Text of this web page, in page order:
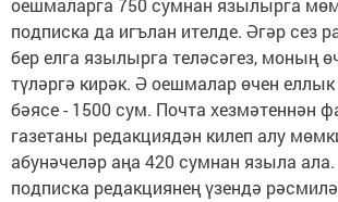
оешмаларга 750 сумнан язылырга
подписка да игълан ителде. Әгәр сез
бер елга язылырга теләсәгез, моның
түләргә кирәк. Ә оешмалар өчен
бәясе - 1500 сум. Почта хезмәтеннән
газетаны редакциядән килеп алу
абунәчеләр аңа 420 сумнан языла ала.
подписка редакциянең үзендә